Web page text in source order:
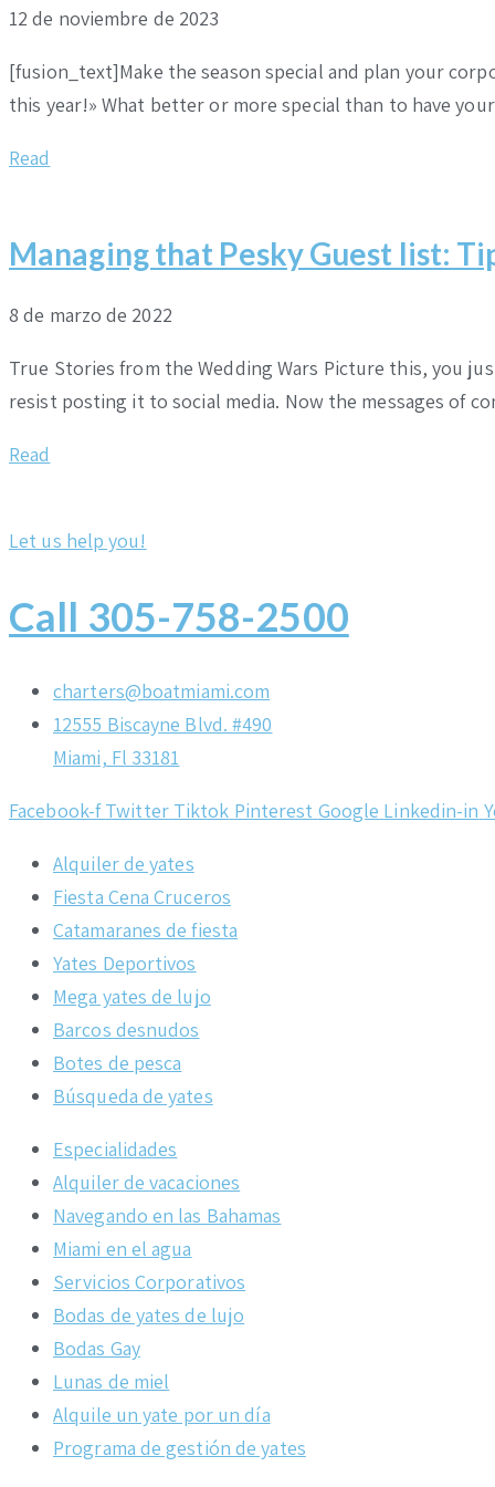
12 de noviembre de 2023
[fusion_text]Make the season special and plan your
this year!» What better or more special than to have
Read
Managing that Pesky Guest list:
8 de marzo de 2022
True Stories from the Wedding Wars Picture this, you
resist posting it to social media. Now the messages of
Read
Let us help you!
Call 305-758-2500
charters@boatmiami.com
12555 Biscayne Blvd. #490
Miami, Fl 33181
Facebook-f Twitter Tiktok Pinterest Google Linkedin-in
Alquiler de yates
Fiesta Cena Cruceros
Catamaranes de fiesta
Yates Deportivos
Mega yates de lujo
Barcos desnudos
Botes de pesca
Búsqueda de yates
Especialidades
Alquiler de vacaciones
Navegando en las Bahamas
Miami en el agua
Servicios Corporativos
Bodas de yates de lujo
Bodas Gay
Lunas de miel
Alquile un yate por un día
Programa de gestión de yates